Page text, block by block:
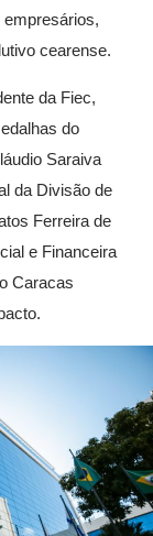
empresários,
cearense.
da Fiec,
do
Saraiva
da Divisão de
Ferreira de
e Financeira
Caracas